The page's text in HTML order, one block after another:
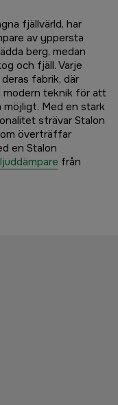
fjällvärld, har
av yppersta
berg, medan
och fjäll. Varje
fabrik, där
modern teknik för att
Med en stark
strävar Stalon
överträffar
en Stalon
från